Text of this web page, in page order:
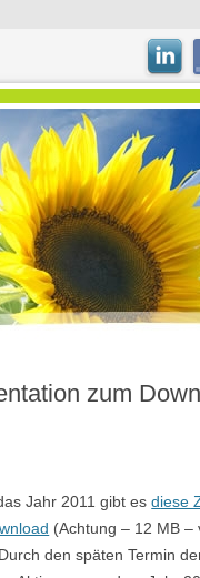
zum
Jahr 2011 gibt esdiese
(Achtung – 12 MB
den späten Termin